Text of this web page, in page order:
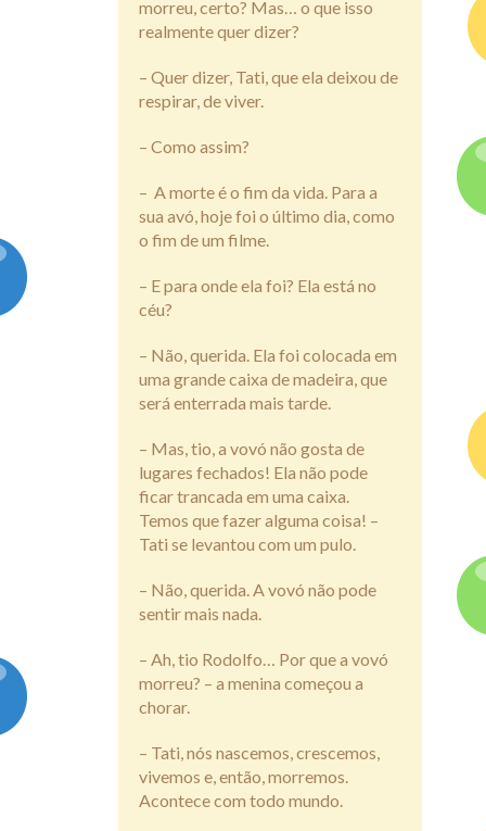
morreu, certo? Mas… o que isso
realmente quer dizer?
– Quer dizer, Tati, que ela deixou de
respirar, de viver.
– Como assim?
– A morte é o fim da vida. Para a
sua avó, hoje foi o último dia, como
o fim de um filme.
– E para onde ela foi? Ela está no
céu?
– Não, querida. Ela foi colocada em
uma grande caixa de madeira, que
será enterrada mais tarde.
– Mas, tio, a vovó não gosta de
lugares fechados! Ela não pode
ficar trancada em uma caixa.
Temos que fazer alguma coisa! –
Tati se levantou com um pulo.
– Não, querida. A vovó não pode
sentir mais nada.
– Ah, tio Rodolfo… Por que a vovó
morreu? – a menina começou a
chorar.
– Tati, nós nascemos, crescemos,
vivemos e, então, morremos.
Acontece com todo mundo.